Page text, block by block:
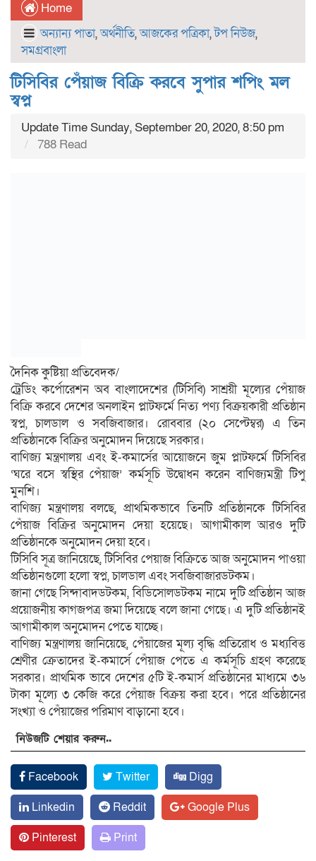
Home
অন্যান্য পাতা,অর্থনীতি,আজকের পত্রিকা,টপ নিউজ,
সমগ্রবাংলা
টিসিবির পেঁয়াজ বিক্রি করবে সুপার শপিং মল
স্বপ্ন
Update Time Sunday, September 20, 2020, 8:50 pm
788 Read
দৈনিক কুষ্টিয়া প্রতিবেদক/
ট্রেডিং কর্পোরেশন অব বাংলাদেশের (টিসিবি) সাশ্রয়ী মূল্যের পেঁয়াজ
বিক্রি করবে দেশের অনলাইন প্লাটফর্মে নিত্য পণ্য বিক্রয়কারী প্রতিষ্ঠান
স্বপ্ন, চালডাল ও সবজিবাজার। রোববার (২০ সেপ্টেম্বর) এ তিন
প্রতিষ্ঠানকে বিক্রির অনুমোদন দিয়েছে সরকার।
বাণিজ্য মন্ত্রণালয় এবং ই-কমার্সের আয়োজনে জুম প্লাটফর্মে টিসিবির
‘ঘরে বসে স্বস্থির পেঁয়াজ’ কর্মসূচি উদ্বোধন করেন বাণিজ্যমন্ত্রী টিপু
মুনশি।
বাণিজ্য মন্ত্রণালয় বলছে, প্রাথমিকভাবে তিনটি প্রতিষ্ঠানকে টিসিবির
পেঁয়াজ বিক্রির অনুমোদন দেয়া হয়েছে। আগামীকাল আরও দুটি
প্রতিষ্ঠানকে অনুমোদন দেয়া হবে।
টিসিবি সূত্র জানিয়েছে, টিসিবির পেয়াজ বিক্রিতে আজ অনুমোদন পাওয়া
প্রতিষ্ঠানগুলো হলো স্বপ্ন, চালডাল এবং সবজিবাজারডটকম।
জানা গেছে সিন্দাবাদডটকম, বিডিসোলডটকম নামে দুটি প্রতিষ্ঠান আজ
প্রয়োজনীয় কাগজপত্র জমা দিয়েছে বলে জানা গেছে। এ দুটি প্রতিষ্ঠানই
আগামীকাল অনুমোদন পেতে যাচ্ছে।
বাণিজ্য মন্ত্রণালয় জানিয়েছে, পেঁয়াজের মূল্য বৃদ্ধি প্রতিরোধ ও মধ্যবিত্ত
শ্রেণীর ক্রেতাদের ই-কমার্সে পেঁয়াজ পেতে এ কর্মসূচি গ্রহণ করেছে
সরকার। প্রাথমিক ভাবে দেশের ৫টি ই-কমার্স প্রতিষ্ঠানের মাধ্যমে ৩৬
টাকা মূল্যে ৩ কেজি করে পেঁয়াজ বিক্রয় করা হবে। পরে প্রতিষ্ঠানের
সংখ্যা ও পেঁয়াজের পরিমাণ বাড়ানো হবে।
নিউজটি শেয়ার করুন..
Facebook Twitter
Digg
Linkedin
Reddit
Google Plus
Pinterest
Print